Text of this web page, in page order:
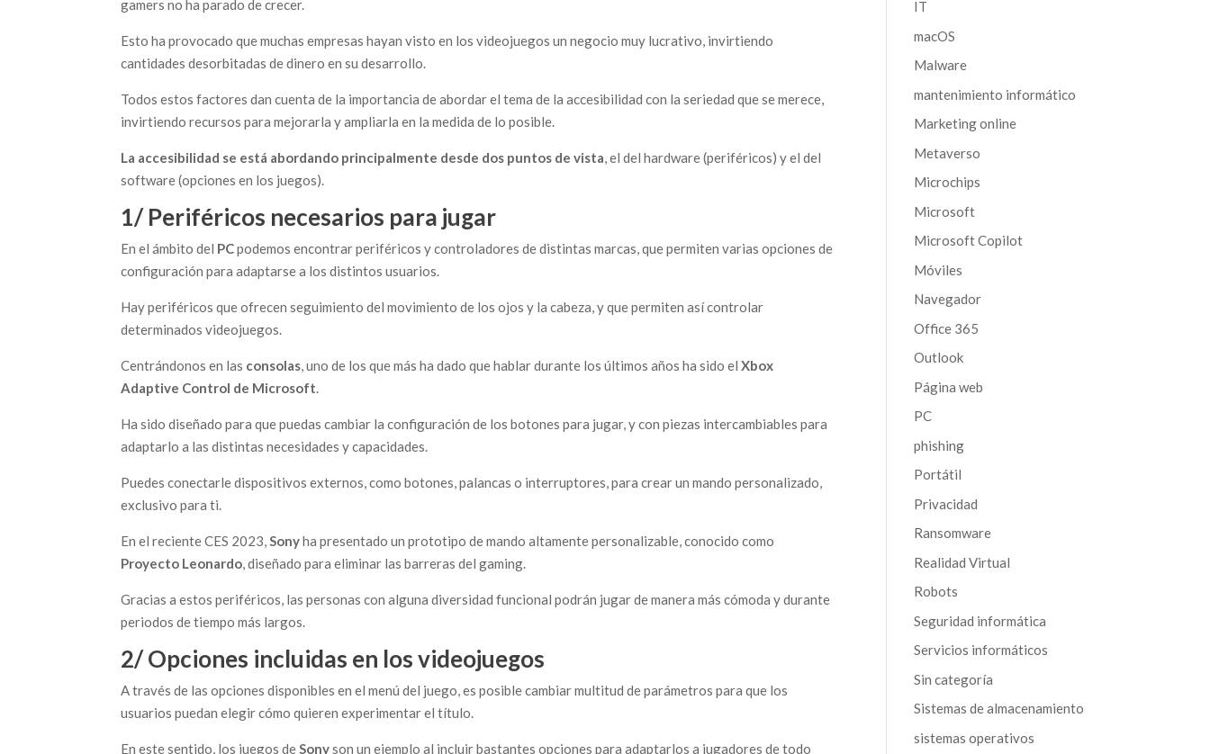
gamers no ha parado de crecer.
Esto ha provocado que muchas empresas hayan visto en los videojuegos un negocio muy lucrativo, invirtiendo
cantidades desorbitadas de dinero en su desarrollo.
Todos estos factores dan cuenta de la importancia de abordar el tema de la accesibilidad con la seriedad que se merece,
invirtiendo recursos para mejorarla y ampliarla en la medida de lo posible.
La accesibilidad se está abordando principalmente desde dos puntos de vista, el del hardware (periféricos) y el del
software (opciones en los juegos).
1/ Periféricos necesarios para jugar
En el ámbito del PCpodemos encontrar periféricos y controladores de distintas marcas, que permiten varias opciones de
configuración para adaptarse a los distintos usuarios.
Hay periféricos que ofrecen seguimiento del movimiento de los ojos y la cabeza, y que permiten así controlar
determinados videojuegos.
Centrándonos en las consolas, uno de los que más ha dado que hablar durante los últimos años ha sido elXbox
Adaptive Control de Microsoft.
Ha sido diseñado para que puedas cambiar la configuración de los botones para jugar, y con piezas intercambiables para
adaptarlo a las distintas necesidades y capacidades.
Puedes conectarle dispositivos externos, como botones, palancas o interruptores, para crear un mando personalizado,
exclusivo para ti.
En el reciente CES 2023,Sonyha presentado un prototipo de mando altamente personalizable, conocido como
Proyecto Leonardo, diseñado para eliminar las barreras del gaming.
Gracias a estos periféricos, las personas con alguna diversidad funcional podrán jugar de manera más cómoda y durante
periodos de tiempo más largos.
2/ Opciones incluidas en los videojuegos
A través de las opciones disponibles en el menú del juego, es posible cambiar multitud de parámetros para que los
usuarios puedan elegir cómo quieren experimentar el título.
En este sentido, los juegos deSonyson un ejemplo al incluir bastantes opciones para adaptarlos a jugadores de todo
IT
macOS
Malware
mantenimiento informático
Marketing online
Metaverso
Microchips
Microsoft
Microsoft Copilot
Móviles
Navegador
Office 365
Outlook
Página web
PC
phishing
Portátil
Privacidad
Ransomware
Realidad Virtual
Robots
Seguridad informática
Servicios informáticos
Sin categoría
Sistemas de almacenamiento
sistemas operativos